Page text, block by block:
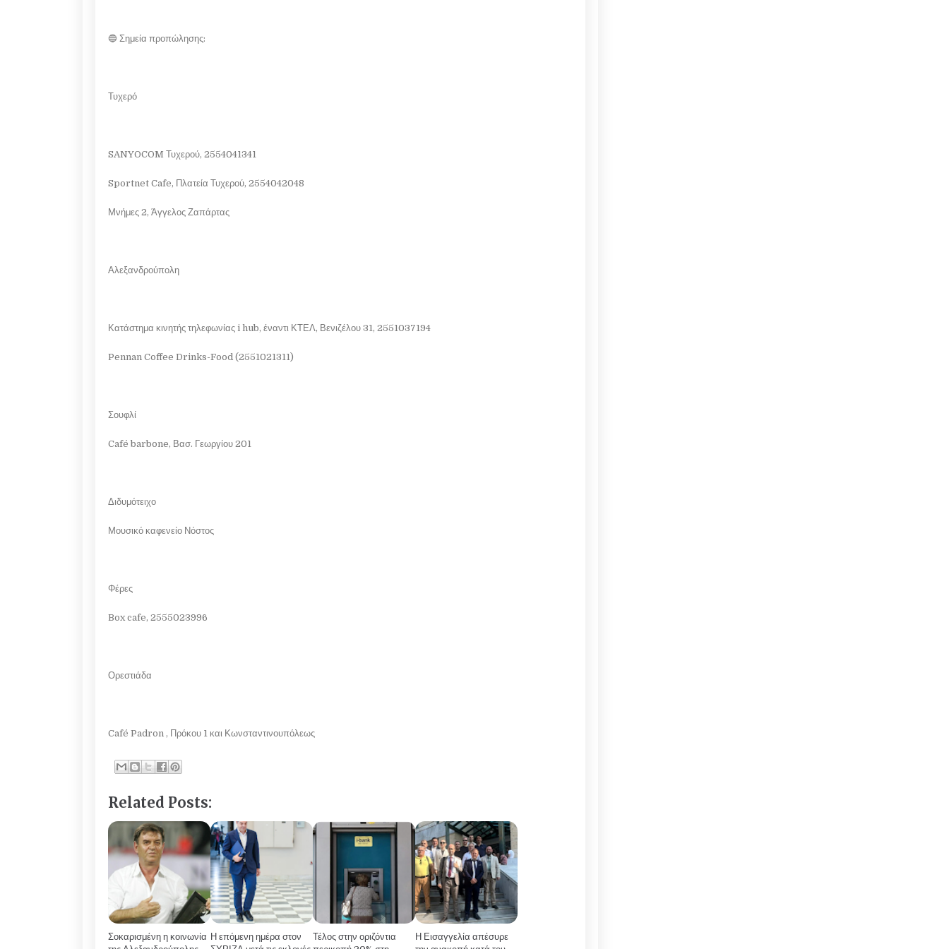
🔵 Σημεία προπώλησης:
Τυχερό
SANYOCOM Τυχερού, 2554041341
Sportnet Cafe, Πλατεία Τυχερού, 2554042048
Μνήμες 2, Άγγελος Ζαπάρτας
Αλεξανδρούπολη
Κατάστημα κινητής τηλεφωνίας i hub, έναντι ΚΤΕΛ, Βενιζέλου 31, 2551037194
Pennan Coffee Drinks-Food (2551021311)
Σουφλί
Café barbone, Βασ. Γεωργίου 201
Διδυμότειχο
Μουσικό καφενείο Νόστος
Φέρες
Box cafe, 2555023996
Ορεστιάδα
Café Padron , Πρόκου 1 και Κωνσταντινουπόλεως
Related Posts:
Σοκαρισμένη η κοινωνία Η επόμενη ημέρα στον
Τέλος στην οριζόντια
Η Εισαγγελία απέσυρε